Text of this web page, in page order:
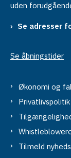
uden
Se adresser
Se åbningstider
Økonomi og
Privatlivspolitik
Tilmeld